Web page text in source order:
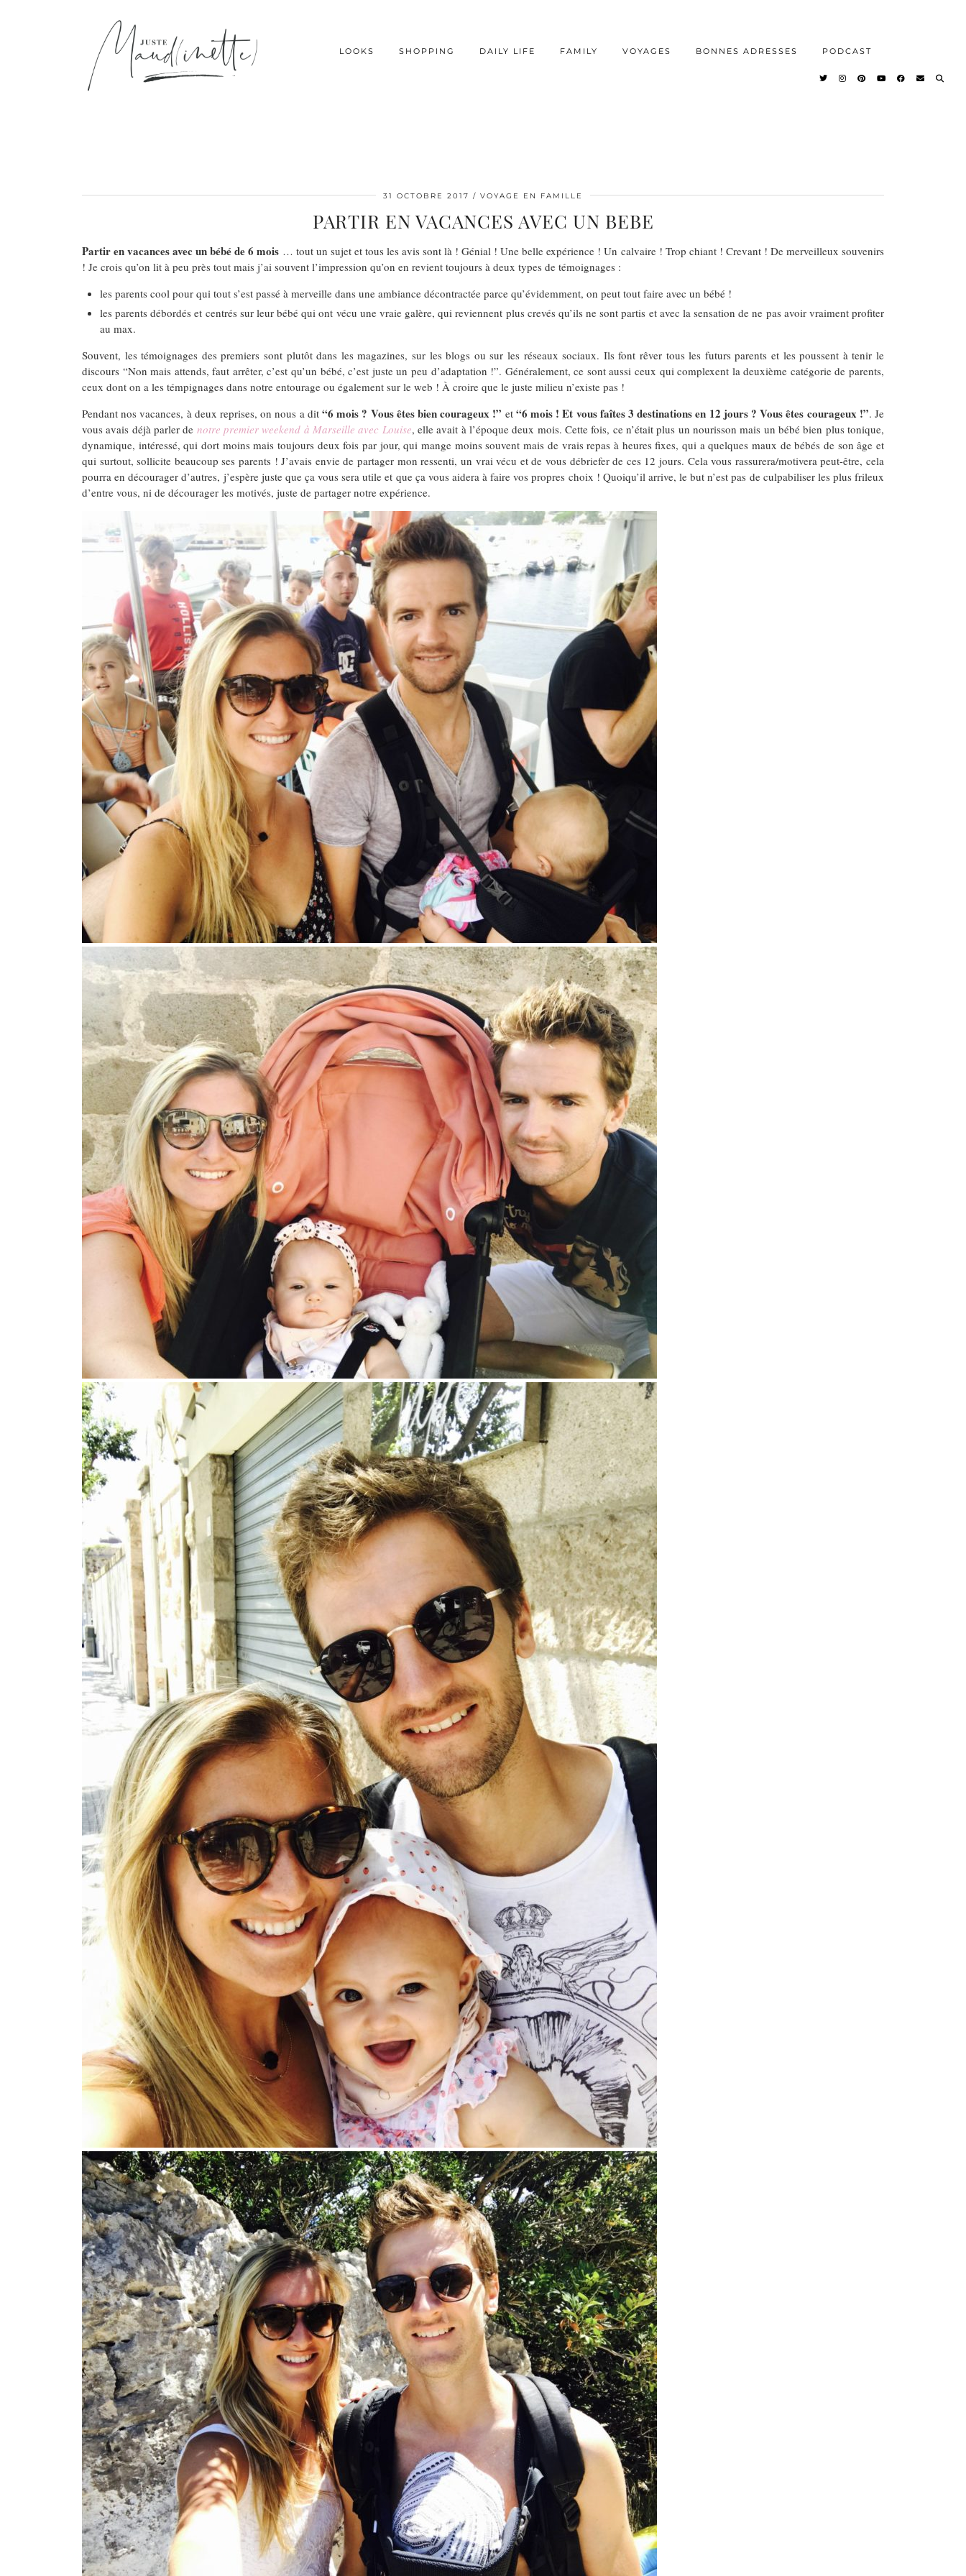
LOOKS SHOPPING DAILY LIFE FAMILY VOYAGES BONNES ADRESSES PODCAST
31 OCTOBRE 2017 VOYAGE EN FAMILLE
PARTIR EN VACANCES AVEC UN BEBE
Partir en vacances avec un bébé de 6 mois … tout un sujet et tous les avis sont là ! Génial ! Une belle expérience ! Un calvaire ! Trop chiant ! Crevant ! De merveilleux souvenirs
! Je crois qu’on lit à peu près tout mais j’ai souvent l’impression qu’on en revient toujours à deux types de témoignages :
les parents cool pour qui tout s’est passé à merveille dans une ambiance décontractée parce qu’évidemment, on peut tout faire avec un bébé !
les parents débordés et centrés sur leur bébé qui ont vécu une vraie galère, qui reviennent plus crevés qu’ils ne sont partis et avec la sensation de ne pas avoir vraiment profiter
au max.
Souvent, les témoignages des premiers sont plutôt dans les magazines, sur les blogs ou sur les réseaux sociaux. Ils font rêver tous les futurs parents et les poussent à tenir le
discours “Non mais attends, faut arrêter, c’est qu’un bébé, c’est juste un peu d’adaptation !”. Généralement, ce sont aussi ceux qui complexent la deuxième catégorie de parents,
ceux dont on a les témpignages dans notre entourage ou également sur le web ! À croire que le juste milieu n’existe pas !
Pendant nos vacances, à deux reprises, on nous a dit “6 mois ? Vous êtes bien courageux !” et “6 mois ! Et vous faîtes 3 destinations en 12 jours ? Vous êtes courageux !”. Je
vous avais déjà parler de notre premier weekend à Marseille avec Louise, elle avait à l’époque deux mois. Cette fois, ce n’était plus un nourisson mais un bébé bien plus tonique,
dynamique, intéressé, qui dort moins mais toujours deux fois par jour, qui mange moins souvent mais de vrais repas à heures fixes, qui a quelques maux de bébés de son âge et
qui surtout, sollicite beaucoup ses parents ! J’avais envie de partager mon ressenti, un vrai vécu et de vous débriefer de ces 12 jours. Cela vous rassurera/motivera peut-être, cela
pourra en décourager d’autres, j’espère juste que ça vous sera utile et que ça vous aidera à faire vos propres choix ! Quoiqu’il arrive, le but n’est pas de culpabiliser les plus frileux
d’entre vous, ni de décourager les motivés, juste de partager notre expérience.